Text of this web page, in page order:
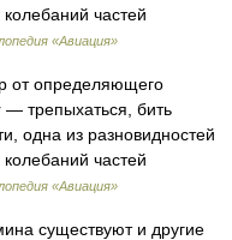
частей
«Авиация»
от определяющего
— трепыхаться, бить
одна из разновидностей
частей
«Авиация»
существуют и другие